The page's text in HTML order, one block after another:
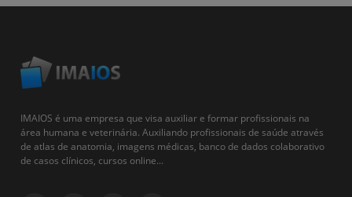
IMAIOS é uma empresa que visa auxiliar e formar profissionais na
área humana e veterinária. Auxiliando profissionais de saúde através
de atlas de anatomia, imagens médicas, banco de dados colaborativo
de casos clínicos, cursos online...